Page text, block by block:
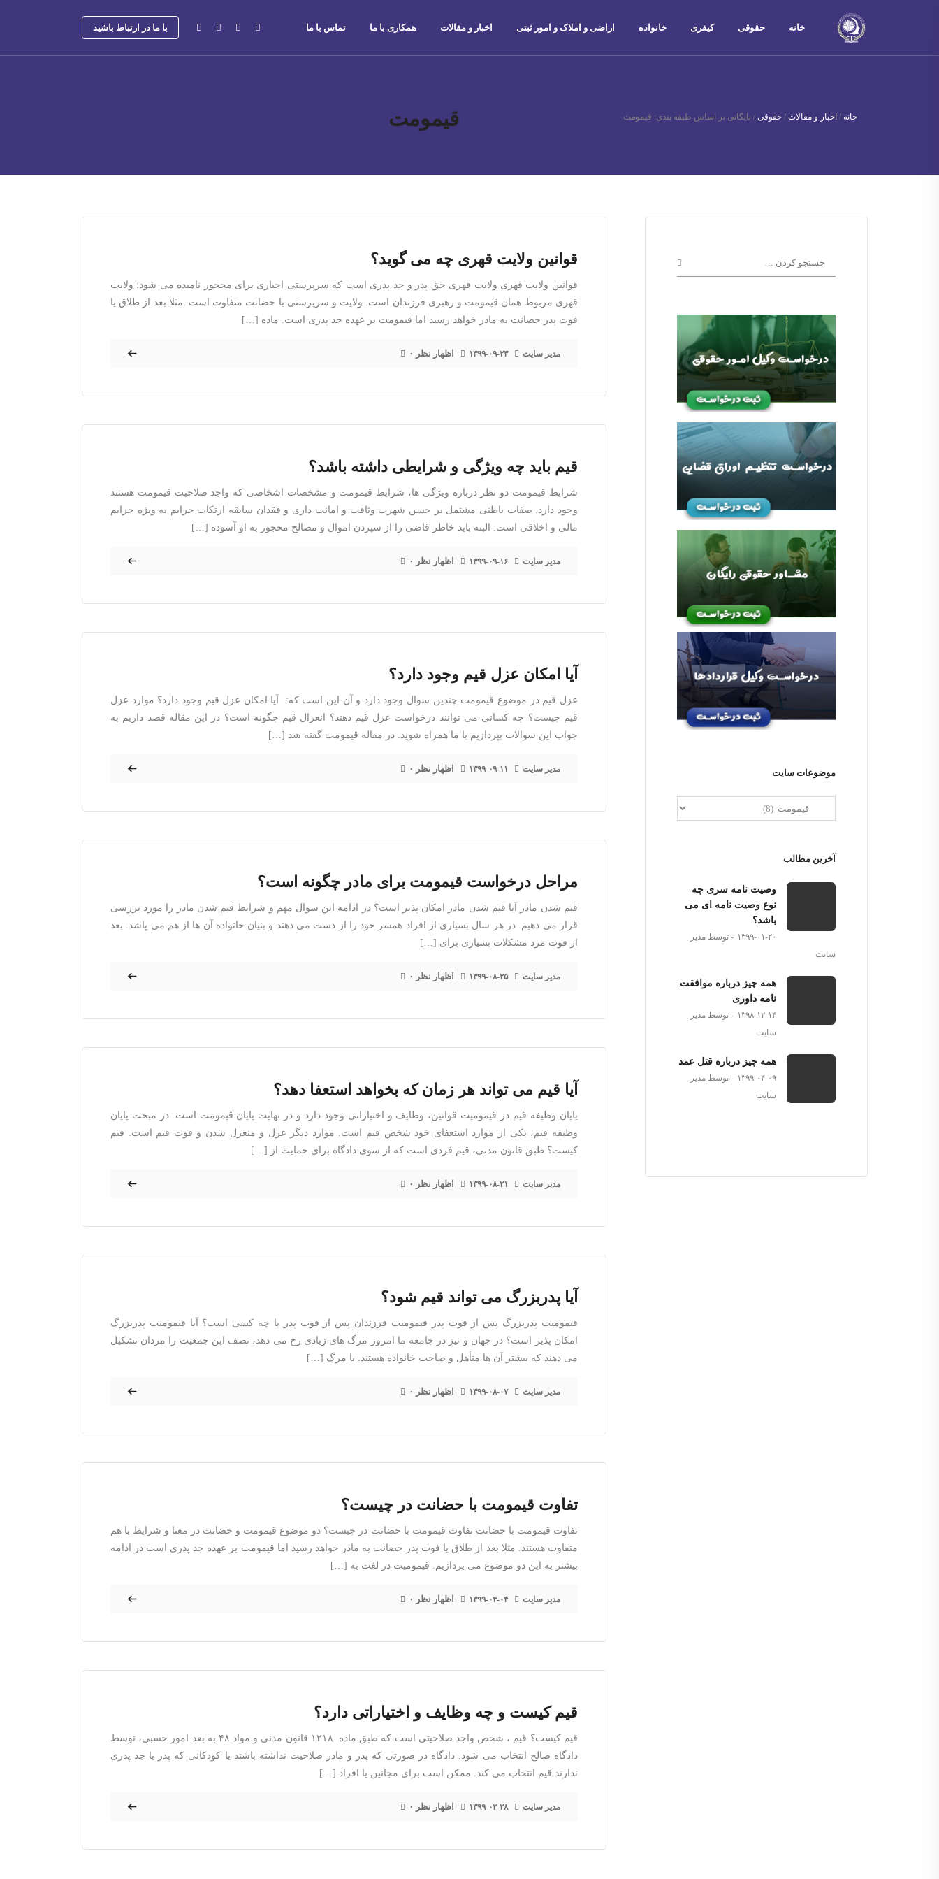
با ما در ارتباط باشید خانه حقوقی کیفری خانواده اراضی و املاک و امور ثبتی اخبار و مقالات همکاری با ما تماس با ما
قیمومت خانه / اخبار و مقالات / حقوقی / بایگانی بر اساس طبقه بندی: قیمومت
قوانین ولایت قهری چه می گوید؟
قوانین ولایت قهری ولایت قهری حق پدر و جد پدری است که سرپرستی اجباری برای محجور نامیده می شود؛ ولایت
قهری مربوط همان قیمومت و رهبری فرزندان است. ولایت و سرپرستی با حضانت متفاوت است. مثلا بعد از طلاق یا
فوت پدر حضانت به مادر خواهد رسید اما قیمومت بر عهده جد پدری است. ماده […]
مدیر سایت ۱۳۹۹-۰۹-۲۳ ۰ اظهار نظر
قیم باید چه ویژگی و شرایطی داشته باشد؟
شرایط قیمومت دو نظر درباره ویژگی ها، شرایط قیمومت و مشخصات اشخاصی که واجد صلاحیت قیمومت هستند
وجود دارد. صفات باطنی مشتمل بر حسن شهرت وثاقت و امانت داری و فقدان سابقه ارتکاب جرایم به ویژه جرایم
مالی و اخلاقی است. البته باید خاطر قاضی را از سپردن اموال و مصالح محجور به او آسوده […]
مدیر سایت ۱۳۹۹-۰۹-۱۶ ۰ اظهار نظر
آیا امکان عزل قیم وجود دارد؟
عزل قیم در موضوع قیمومت چندین سوال وجود دارد و آن این است که: آیا امکان عزل قیم وجود دارد؟ موارد عزل
قیم چیست؟ چه کسانی می توانند درخواست عزل قیم دهند؟ انعزال قیم چگونه است؟ در این مقاله قصد داریم به
جواب این سوالات بپردازیم با ما همراه شوید. در مقاله قیمومت گفته شد […]
مدیر سایت ۱۳۹۹-۰۹-۱۱ ۰ اظهار نظر
مراحل درخواست قیمومت برای مادر چگونه است؟
قیم شدن مادر آیا قیم شدن مادر امکان پذیر است؟ در ادامه این سوال مهم و شرایط قیم شدن مادر را مورد بررسی
قرار می دهیم. در هر سال بسیاری از افراد همسر خود را از دست می دهند و بنیان خانواده آن ها از هم می پاشد. بعد
از فوت مرد مشکلات بسیاری برای […]
مدیر سایت ۱۳۹۹-۰۸-۲۵ ۰ اظهار نظر
آیا قیم می تواند هر زمان که بخواهد استعفا دهد؟
پایان وظیفه قیم در قیمومیت قوانین، وظایف و اختیاراتی وجود دارد و در نهایت پایان قیمومت است. در مبحث پایان
وظیفه قیم، یکی از موارد استعفای خود شخص قیم است. موارد دیگر عزل و منعزل شدن و فوت قیم است. قیم
کیست؟ طبق قانون مدنی، قیم فردی است که از سوی دادگاه برای حمایت از […]
مدیر سایت ۱۳۹۹-۰۸-۲۱ ۰ اظهار نظر
آیا پدربزرگ می تواند قیم شود؟
قیمومیت پدربزرگ پس از فوت پدر قیمومیت فرزندان پس از فوت پدر با چه کسی است؟ آیا قیمومیت پدربزرگ
امکان پذیر است؟ در جهان و نیز در جامعه ما امروز مرگ های زیادی رخ می دهد، نصف این جمعیت را مردان تشکیل
می دهند که بیشتر آن ها متأهل و صاحب خانواده هستند. با مرگ […]
مدیر سایت ۱۳۹۹-۰۸-۰۷ ۰ اظهار نظر
تفاوت قیمومت با حضانت در چیست؟
تفاوت قیمومت با حضانت تفاوت قیمومت با حضانت در چیست؟ دو موضوع قیمومت و حضانت در معنا و شرایط با هم
متفاوت هستند. مثلا بعد از طلاق یا فوت پدر حضانت به مادر خواهد رسید اما قیمومت بر عهده جد پدری است در ادامه
بیشتر به این دو موضوع می پردازیم. قیمومیت در لغت به […]
مدیر سایت ۱۳۹۹-۰۴-۰۴ ۰ اظهار نظر
قیم کیست و چه وظایف و اختیاراتی دارد؟
قیم کیست؟ قیم ، شخص واجد صلاحیتی است که طبق ماده ۱۲۱۸ قانون مدنی و مواد ۴۸ به بعد امور حسبی، توسط
دادگاه صالح انتخاب می شود. دادگاه در صورتی که پدر و مادر صلاحیت نداشته باشند یا کودکانی که پدر یا جد پدری
ندارند قیم انتخاب می کند. ممکن است برای مجانین یا افراد […]
مدیر سایت ۱۳۹۹-۰۲-۲۸ ۰ اظهار نظر
موضوعات سایت
آخرین مطالب
وصیت نامه سری چه
نوع وصیت نامه ای می
باشد؟
۱۳۹۹-۰۱-۲۰
توسط مدیر
سایت
همه چیز درباره موافقت
نامه داوری
۱۳۹۸-۱۲-۱۴
توسط مدیر
سایت
همه چیز درباره قتل عمد
۱۳۹۹-۰۴-۰۹
توسط مدیر
سایت